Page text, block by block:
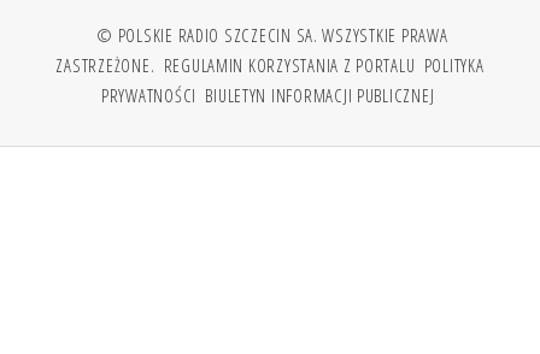
© POLSKIE RADIO SZCZECIN SA. WSZYSTKIE PRAWA
ZASTRZEŻONE. REGULAMIN KORZYSTANIA Z PORTALU POLITYKA
PRYWATNOŚCI BIULETYN INFORMACJI PUBLICZNEJ